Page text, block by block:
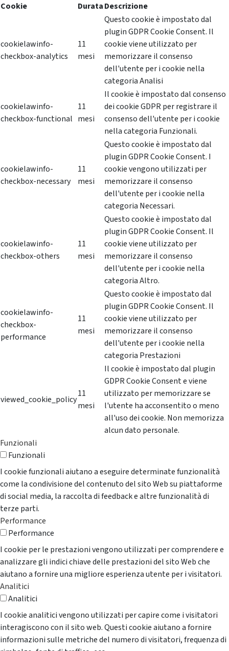
Cookie
DurataDescrizione
cookielawinfo-
checkbox-analytics
11
mesi
Questo cookie è impostato dal
plugin GDPR Cookie Consent. Il
cookie viene utilizzato per
memorizzare il consenso
dell'utente per i cookie nella
categoria Analisi
cookielawinfo-
checkbox-functional
11
mesi
Il cookie è impostato dal consenso
dei cookie GDPR per registrare il
consenso dell'utente per i cookie
nella categoria Funzionali.
cookielawinfo-
checkbox-necessary
11
mesi
Questo cookie è impostato dal
plugin GDPR Cookie Consent. I
cookie vengono utilizzati per
memorizzare il consenso
dell'utente per i cookie nella
categoria Necessari.
cookielawinfo-
checkbox-others
11
mesi
Questo cookie è impostato dal
plugin GDPR Cookie Consent. Il
cookie viene utilizzato per
memorizzare il consenso
dell'utente per i cookie nella
categoria Altro.
cookielawinfo-
checkbox-
performance
11
mesi
Questo cookie è impostato dal
plugin GDPR Cookie Consent. Il
cookie viene utilizzato per
memorizzare il consenso
dell'utente per i cookie nella
categoria Prestazioni
viewed_cookie_policy
11
mesi
Il cookie è impostato dal plugin
GDPR Cookie Consent e viene
utilizzato per memorizzare se
l'utente ha acconsentito o meno
all'uso dei cookie. Non memorizza
alcun dato personale.
Funzionali
Funzionali
I cookie funzionali aiutano a eseguire determinate funzionalità
come la condivisione del contenuto del sito Web su piattaforme
di social media, la raccolta di feedback e altre funzionalità di
terze parti.
Performance
Performance
I cookie per le prestazioni vengono utilizzati per comprendere e
analizzare gli indici chiave delle prestazioni del sito Web che
aiutano a fornire una migliore esperienza utente per i visitatori.
Analitici
Analitici
I cookie analitici vengono utilizzati per capire come i visitatori
interagiscono con il sito web. Questi cookie aiutano a fornire
informazioni sulle metriche del numero di visitatori, frequenza di